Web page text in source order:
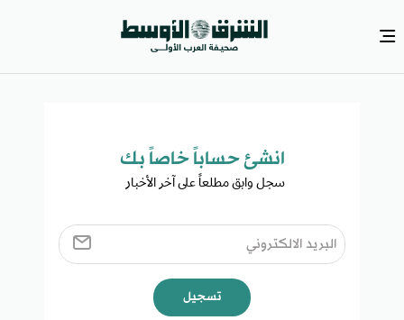
انشئ حساباً خاصاً بك​
سجل وابق مطلعاً على آخر الأخبار ​
تسجيل